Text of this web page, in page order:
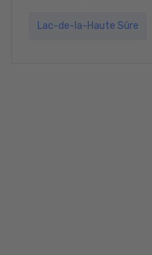
Lac-de-la-Haute Sûre